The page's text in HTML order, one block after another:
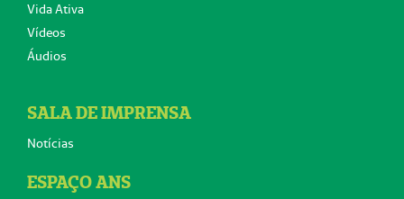
Vida Ativa
Vídeos
Áudios
SALA DE IMPRENSA
Notícias
ESPAÇO ANS